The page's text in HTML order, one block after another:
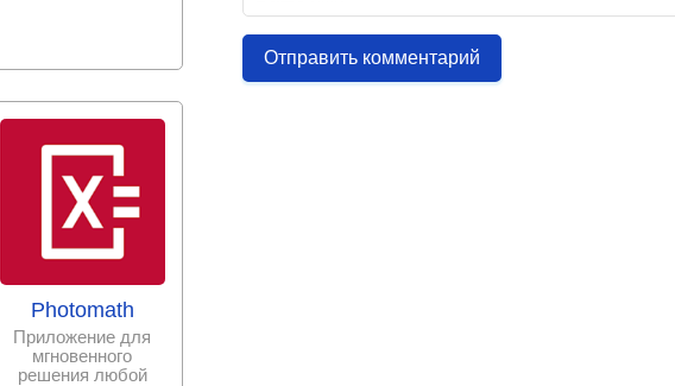
Отправить комментарий
Photomath
Приложение для
мгновенного
решения любой